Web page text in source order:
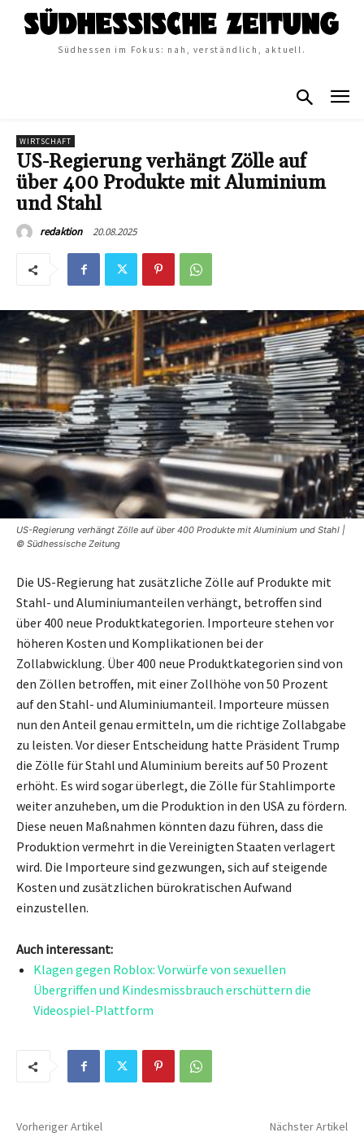
Südhessen im Fokus: nah, verständlich, aktuell.
WIRTSCHAFT
US-Regierung verhängt Zölle auf
über 400 Produkte mit Aluminium
und Stahl
redaktion 20.08.2025
US-Regierung verhängt Zölle auf über 400 Produkte mit Aluminium und Stahl |
© Südhessische Zeitung
Die US-Regierung hat zusätzliche Zölle auf Produkte mit
Stahl- und Aluminiumanteilen verhängt, betroffen sind
über 400 neue Produktkategorien. Importeure stehen vor
höheren Kosten und Komplikationen bei der
Zollabwicklung. Über 400 neue Produktkategorien sind von
den Zöllen betroffen, mit einer Zollhöhe von 50 Prozent
auf den Stahl- und Aluminiumanteil. Importeure müssen
nun den Anteil genau ermitteln, um die richtige Zollabgabe
zu leisten. Vor dieser Entscheidung hatte Präsident Trump
die Zölle für Stahl und Aluminium bereits auf 50 Prozent
erhöht. Es wird sogar überlegt, die Zölle für Stahlimporte
weiter anzuheben, um die Produktion in den USA zu fördern.
Diese neuen Maßnahmen könnten dazu führen, dass die
Produktion vermehrt in die Vereinigten Staaten verlagert
wird. Die Importeure sind gezwungen, sich auf steigende
Kosten und zusätzlichen bürokratischen Aufwand
einzustellen.
Auch interessant:
Klagen gegen Roblox: Vorwürfe von sexuellen
Übergriffen und Kindesmissbrauch erschüttern die
Videospiel-Plattform
Vorheriger Artikel Nächster Artikel